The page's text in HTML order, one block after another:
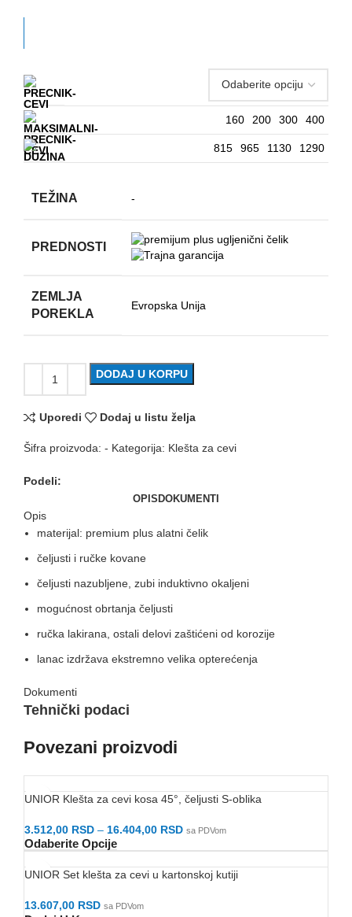
160 200 300 400
815 965 1130 1290
TEŽINA -
PREDNOSTI
ZEMLJA
POREKLA
Evropska Unija
DODAJ U KORPU
Uporedi Dodaj u listu želja
Šifra proizvoda: - Kategorija: Klešta za cevi
Podeli:
OPISDOKUMENTI
Opis
materijal: premium plus alatni čelik
čeljusti i ručke kovane
čeljusti nazubljene, zubi induktivno okaljeni
mogućnost obrtanja čeljusti
ručka lakirana, ostali delovi zaštićeni od korozije
lanac izdržava ekstremno velika opterećenja
Dokumenti
Tehnički podaci
Povezani proizvodi
UNIOR Klešta za cevi kosa 45°, čeljusti S-oblika
3.512,00 RSD – 16.404,00 RSD sa PDVom
Odaberite Opcije
UNIOR Set klešta za cevi u kartonskoj kutiji
13.607,00 RSD sa PDVom